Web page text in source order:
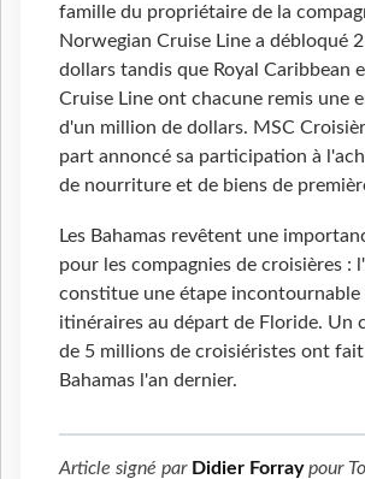
famille du propriétaire de la
Norwegian Cruise Line a débloqué
dollars tandis que Royal Caribbean
Cruise Line ont chacune remis une
d'un million de dollars. MSC
part annoncé sa participation à
de nourriture et de biens de
Les Bahamas revêtent une
pour les compagnies de croisières :
constitue une étape incontournable
itinéraires au départ de Floride. Un
de 5 millions de croisiéristes ont fait
Bahamas l'an dernier.
Article signé par Didier Forraypour